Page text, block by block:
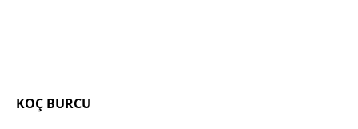
KOÇ BURCU